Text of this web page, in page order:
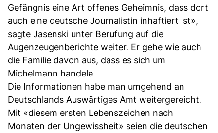
Gefängnis eine Art offenes Geheimnis, dass dort
auch eine deutsche Journalistin inhaftiert ist»,
sagte Jasenski unter Berufung auf die
Augenzeugenberichte weiter. Er gehe wie auch
die Familie davon aus, dass es sich um
Michelmann handele.
Die Informationen habe man umgehend an
Deutschlands Auswärtiges Amt weitergereicht.
Mit «diesem ersten Lebenszeichen nach
Monaten der Ungewissheit» seien die deutschen